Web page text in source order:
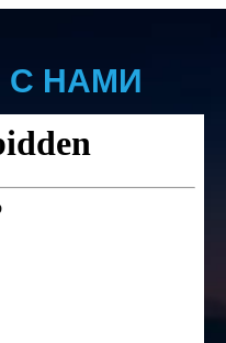
С НАМИ